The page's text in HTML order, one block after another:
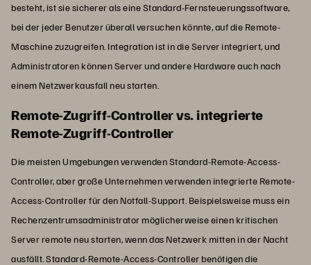
besteht, ist sie sicherer als eine Standard-Fernsteuerungssoftware,
bei der jeder Benutzer überall versuchen könnte, auf die Remote-
Maschine zuzugreifen. Integration ist in die Server integriert, und
Administratoren können Server und andere Hardware auch nach
einem Netzwerkausfall neu starten.
Remote-Zugriff-Controller vs. integrierte
Remote-Zugriff-Controller
Die meisten Umgebungen verwenden Standard-Remote-Access-
Controller, aber große Unternehmen verwenden integrierte Remote-
Access-Controller für den Notfall-Support. Beispielsweise muss ein
Rechenzentrumsadministrator möglicherweise einen kritischen
Server remote neu starten, wenn das Netzwerk mitten in der Nacht
ausfällt. Standard-Remote-Access-Controller benötigen die